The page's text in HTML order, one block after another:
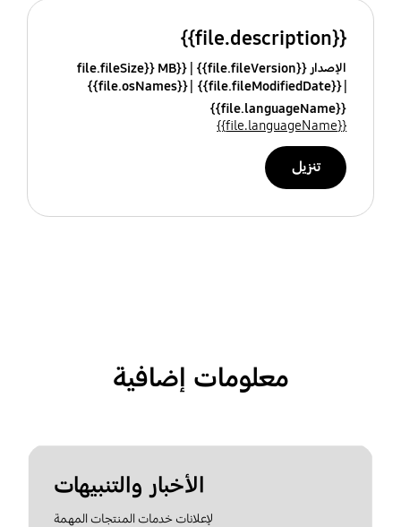
{{file.description}}
الإصدار {{file.fileVersion}}
{{file.fileSize}} MB
{{file.fileModifiedDate}}
{{file.osNames}}
{{file.languageName}}
{{file.languageName}}
تنزيل
معلومات إضافية
الأخبار والتنبيهات
لإعلانات خدمات المنتجات المهمة